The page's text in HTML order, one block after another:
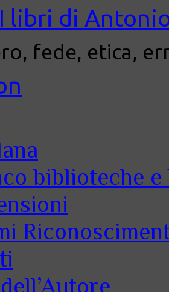
fede, etica,
biblioteche